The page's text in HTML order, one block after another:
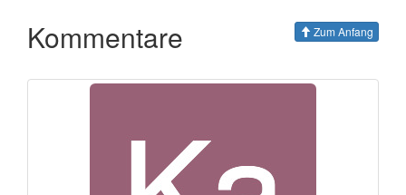
Kommentare Zum Anfang